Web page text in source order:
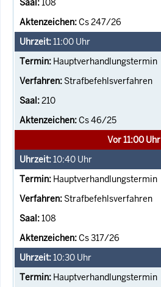
108
Cs 247/26
11:00 Uhr
Hauptverhandlungstermin
Strafbefehlsverfahren
210
Cs 46/25
Vor 11:00 Uhr
10:40 Uhr
Hauptverhandlungstermin
Strafbefehlsverfahren
108
Cs 317/26
10:30 Uhr
Hauptverhandlungstermin